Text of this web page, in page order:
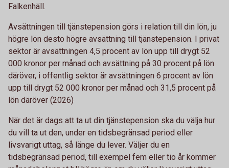
Falkenhäll.
Avsättningen till tjänstepension görs i relation till din lön, ju
högre lön desto högre avsättning till tjänstepension. I privat
sektor är avsättningen 4,5 procent av lön upp till drygt 52
000 kronor per månad och avsättning på 30 procent på lön
däröver, i offentlig sektor är avsättningen 6 procent av lön
upp till drygt 52 000 kronor per månad och 31,5 procent på
lön däröver (2026)
När det är dags att ta ut din tjänstepension ska du välja hur
du vill ta ut den, under en tidsbegränsad period eller
livsvarigt uttag, så länge du lever. Väljer du en
tidsbegränsad period, till exempel fem eller tio år kommer